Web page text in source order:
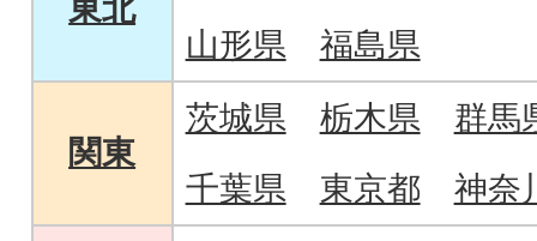
東北
山形県
福島県
関東
茨城県 栃木県
群馬
千葉県
東京都 神奈